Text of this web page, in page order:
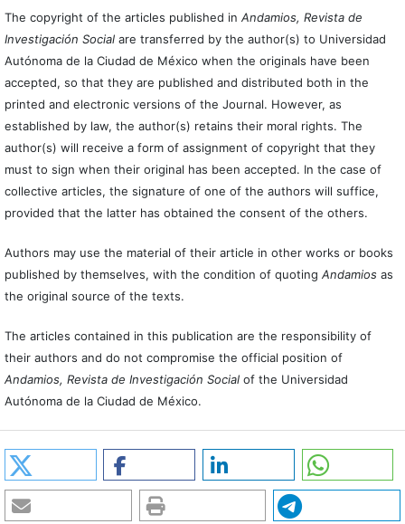
The copyright of the articles published in Andamios, Revista de
Investigación Socialare transferred by the author(s) to Universidad
Autónoma de la Ciudad de México when the originals have been
accepted, so that they are published and distributed both in the
printed and electronic versions of the Journal. However, as
established by law, the author(s) retains their moral rights. The
author(s) will receive a form of assignment of copyright that they
must to sign when their original has been accepted. In the case of
collective articles, the signature of one of the authors will suffice,
provided that the latter has obtained the consent of the others.
Authors may use the material of their article in other works or books
published by themselves, with the condition of quoting Andamiosas
the original source of the texts.
The articles contained in this publication are the responsibility of
their authors and do not compromise the official position of
Andamios, Revista de Investigación Social of the Universidad
Autónoma de la Ciudad de México.